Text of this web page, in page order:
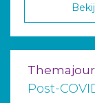
Post-